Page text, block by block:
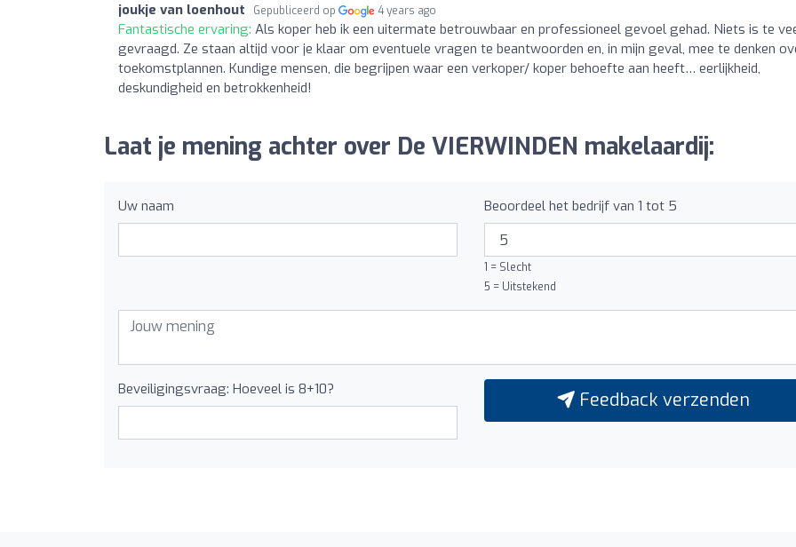
joukje van loenhout Gepubliceerd op 4 years ago
Fantastische ervaring: Als koper heb ik een uitermate betrouwbaar en professioneel gevoel gehad. Niets is te
gevraagd. Ze staan altijd voor je klaar om eventuele vragen te beantwoorden en, in mijn geval, mee te denken
toekomstplannen. Kundige mensen, die begrijpen waar een verkoper/ koper behoefte aan heeft… eerlijkheid,
deskundigheid en betrokkenheid!
Laat je mening achter over De VIERWINDEN makelaardij:
Uw naam Beoordeel het bedrijf van 1 tot 5
1 = Slecht
5 = Uitstekend
Beveiligingsvraag: Hoeveel is 8+10? Feedback verzenden